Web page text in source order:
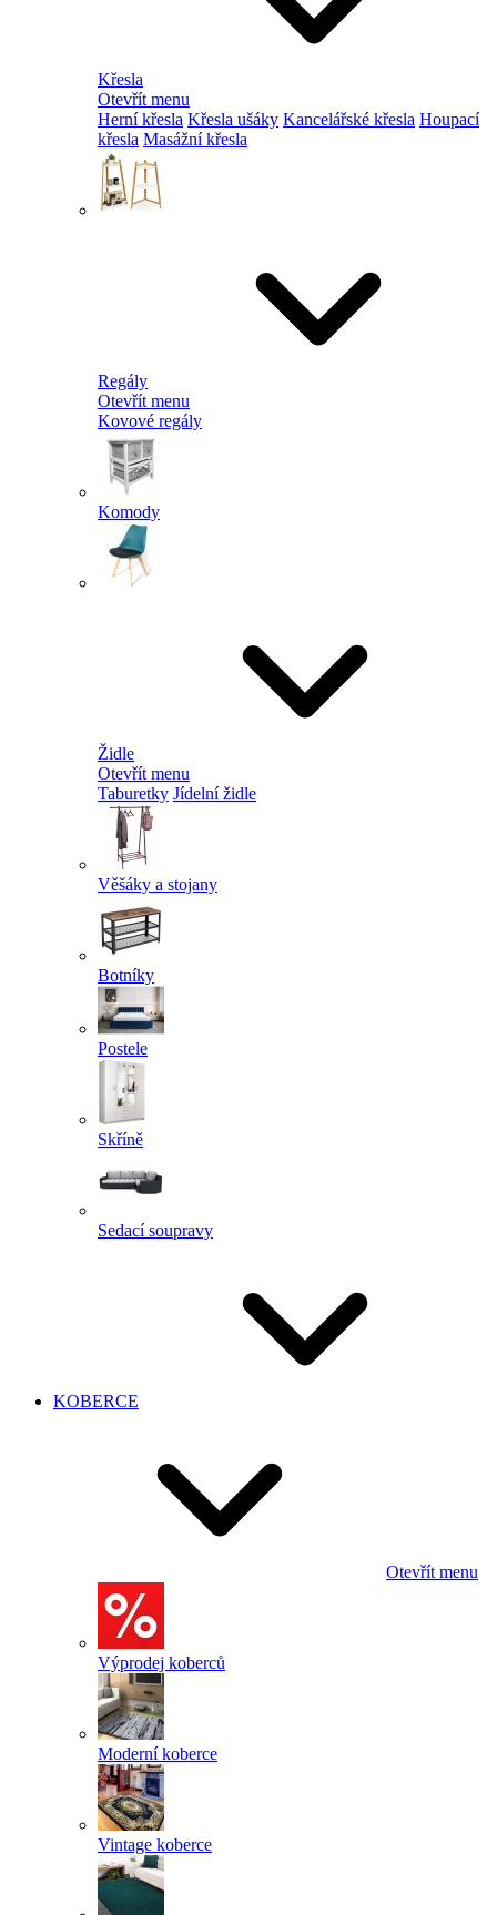
Křesla
Otevřít menu
Herní křesla Křesla ušáky Kancelářské křesla Houpací
křesla Masážní křesla
Regály
Otevřít menu
Kovové regály
Komody
Židle
Otevřít menu
Taburetky Jídelní židle
Věšáky a stojany
Botníky
Postele
Skříně
Sedací soupravy
KOBERCE
Otevřít menu
Výprodej koberců
Moderní koberce
Vintage koberce